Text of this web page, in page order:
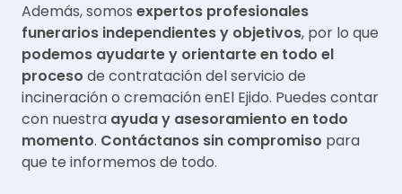
Además, somos expertos profesionales
funerarios independientes y objetivos, por lo que
podemos ayudarte y orientarte en todo el
proceso de contratación del servicio de
incineración o cremación enEl Ejido. Puedes contar
con nuestra ayuda y asesoramiento en todo
momento. Contáctanos sin compromiso para
que te informemos de todo.